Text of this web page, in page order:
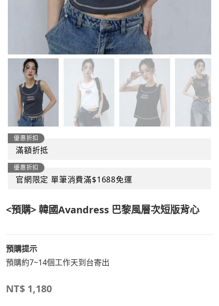
優惠折扣
滿額折抵
優惠折扣
官網限定 單筆消費滿$1688免運
<預購> 韓國Avandress 巴黎風層次短版背心
預購提示
預購約7~14個工作天到台寄出
NT$ 1,180